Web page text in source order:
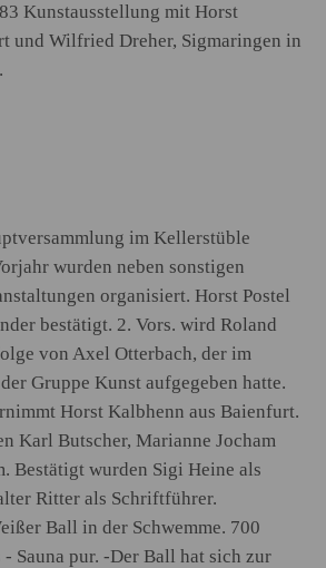
Kunstausstellung mit Horst
und Wilfried Dreher, Sigmaringen in
im Kellerstüble
wurden neben sonstigen
organisiert. Horst Postel
bestätigt. 2. Vors. wird Roland
von Axel Otterbach, der im
Gruppe Kunst aufgegeben hatte.
Horst Kalbhenn aus Baienfurt.
Karl Butscher, Marianne Jocham
Bestätigt wurden Sigi Heine als
Ritter als Schriftführer.
Ball in der Schwemme. 700
- Sauna pur. -Der Ball hat sich zur